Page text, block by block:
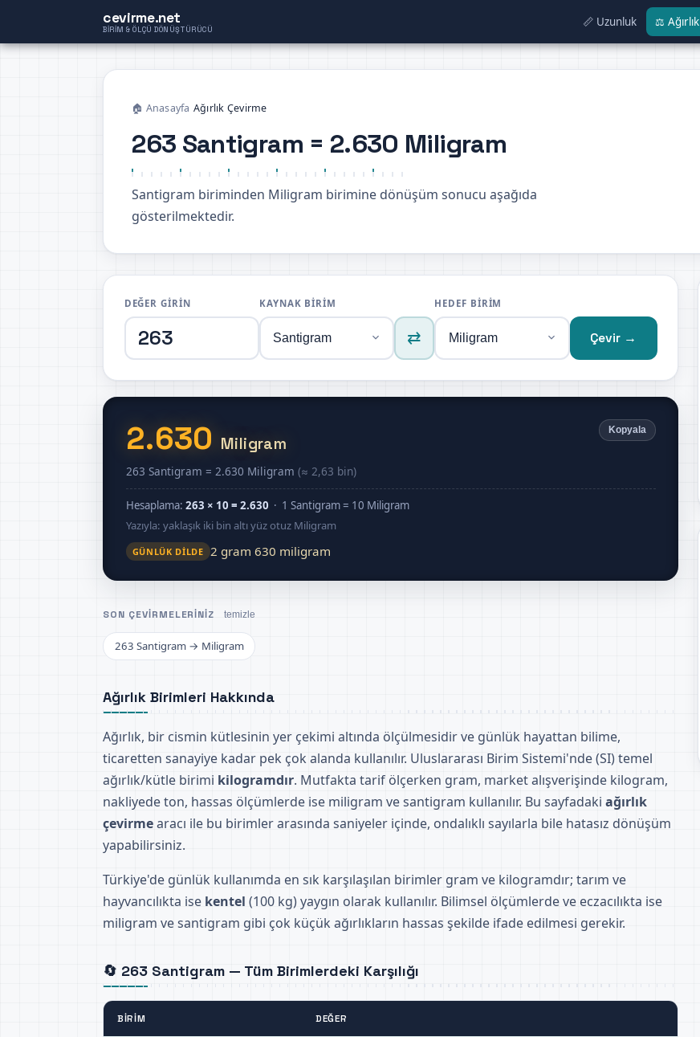
cevirme.net
BIRIM & ÖLÇÜ DÖNÜŞTÜRÜCÜ
📏 Uzunluk ⚖️ Ağırlık
🏠 Anasayfa Ağırlık Çevirme
263 Santigram = 2.630 Miligram
Santigram biriminden Miligram birimine dönüşüm sonucu aşağıda
gösterilmektedir.
DEĞER GIRIN KAYNAK BIRIM
⇄
HEDEF BIRIM
Çevir →
Kopyala
2.630 Miligram
263 Santigram = 2.630 Miligram (≈ 2,63 bin)
Hesaplama: 263 × 10 = 2.630 · 1 Santigram = 10 Miligram
Yazıyla: yaklaşık iki bin altı yüz otuz Miligram
GÜNLÜK DILDE 2 gram 630 miligram
SON ÇEVIRMELERINIZ temizle
263 Santigram → Miligram
Ağırlık Birimleri Hakkında
Ağırlık, bir cismin kütlesinin yer çekimi altında ölçülmesidir ve günlük hayattan bilime,
ticaretten sanayiye kadar pek çok alanda kullanılır. Uluslararası Birim Sistemi'nde (SI) temel
ağırlık/kütle birimi kilogramdır. Mutfakta tarif ölçerken gram, market alışverişinde kilogram,
nakliyede ton, hassas ölçümlerde ise miligram ve santigram kullanılır. Bu sayfadaki ağırlık
çevirmearacı ile bu birimler arasında saniyeler içinde, ondalıklı sayılarla bile hatasız dönüşüm
yapabilirsiniz.
Türkiye'de günlük kullanımda en sık karşılaşılan birimler gram ve kilogramdır; tarım ve
hayvancılıkta ise kentel (100 kg) yaygın olarak kullanılır. Bilimsel ölçümlerde ve eczacılıkta ise
miligram ve santigram gibi çok küçük ağırlıkların hassas şekilde ifade edilmesi gerekir.
🔄 263 Santigram — Tüm Birimlerdeki Karşılığı
BIRIM DEĞER